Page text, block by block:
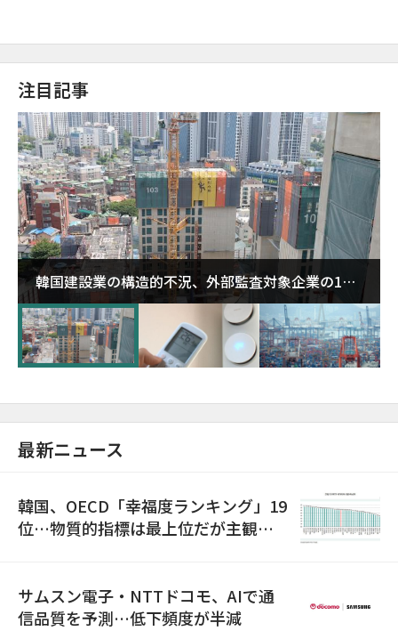
注目記事
韓国建設業の構造的不況、外部監査対象企業の1割
超が「ゾンビ企業」に…5年で2.8倍増
最新ニュース
韓国、OECD「幸福度ランキング」19
位…物質的指標は最上位だが主観的
サムスン電子・NTTドコモ、AIで通
信品質を予測…低下頻度が半減